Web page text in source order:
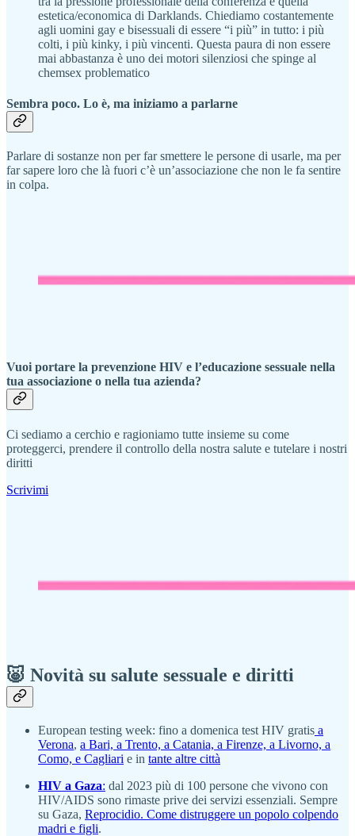
estetica/economica di Darklands. Chiediamo costantemente
agli uomini gay e bisessuali di essere “i più” in tutto: i più
colti, i più kinky, i più vincenti. Questa paura di non essere
mai abbastanza è uno dei motori silenziosi che spinge al
chemsex problematico
Sembra poco. Lo è, ma iniziamo a parlarne
Parlare di sostanze non per far smettere le persone di usarle, ma per
far sapere loro che là fuori c’è un’associazione che non le fa sentire
in colpa.
Vuoi portare la prevenzione HIV e l’educazione sessuale nella
tua associazione o nella tua azienda?
Ci sediamo a cerchio e ragioniamo tutte insieme su come
proteggerci, prendere il controllo della nostra salute e tutelare i nostri
diritti
Scrivimi
🐷 Novità su salute sessuale e diritti
European testing week: fino a domenica test HIV gratis a
Verona, a Bari, a Trento, a Catania, a Firenze, a Livorno, a
Como, e Cagliari e in tante altre città
HIV a Gaza: dal 2023 più di 100 persone che vivono con
HIV/AIDS sono rimaste prive dei servizi essenziali. Sempre
su Gaza, Reprocidio. Come distruggere un popolo colpendo
madri e figli.